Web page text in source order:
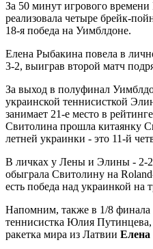
За 50 минут игрового
реализовала четыре брейк-
18-я победа на Уимблдоне.
Елена Рыбакина повела в
3-2, выиграв второй матч
За выход в полуфинал
украинской теннисисткой
занимает 21-е место в
Свитолина прошла китаянку
летней украинки - это 11-й
В личках у Лены и Элины - 2-
обыграла Свитолину на
есть победа над украинкой на
Напомним, также в 1/8 финала
теннисистка Юлия Путинцева,
ракетка мира из Латвии Елена